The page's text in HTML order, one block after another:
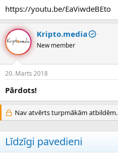
https://youtu.be/EaViwdeBEto
Kripto.media
New member
20. Marts 2018
Pārdots!
Nav atvērts turpmākām atbildēm.
Līdzīgi pavedieni